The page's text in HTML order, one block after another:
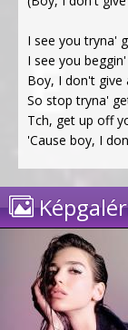
I see you tryna'
I see you
Boy, I don't give
So stop tryna'
Tch, get up off
'Cause boy, I